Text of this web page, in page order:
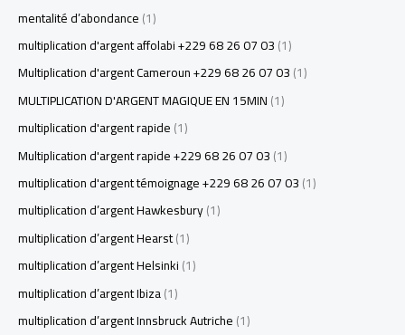
mentalité d’abondance(1)
multiplication d'argent affolabi +229 68 26 07 03(1)
Multiplication d'argent Cameroun +229 68 26 07 03(1)
MULTIPLICATION D'ARGENT MAGIQUE EN 15MIN(1)
multiplication d'argent rapide(1)
Multiplication d'argent rapide +229 68 26 07 03(1)
multiplication d'argent témoignage +229 68 26 07 03(1)
multiplication d’argent Hawkesbury(1)
multiplication d’argent Hearst(1)
multiplication d’argent Helsinki(1)
multiplication d’argent Ibiza(1)
multiplication d’argent Innsbruck Autriche(1)